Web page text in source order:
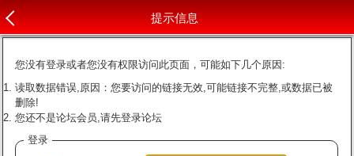
提示信息
您没有登录或者您没有权限访问此页面，可能如下几个原因:
读取数据错误,原因：您要访问的链接无效,可能链接不完整,或数据已被
删除!
您还不是论坛会员,请先登录论坛
登录